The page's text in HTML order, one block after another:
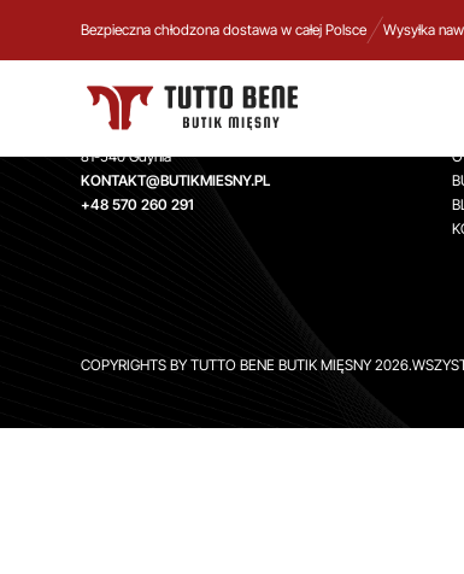
Bezpieczna chłodzona dostawa w całej Polsce Wysyłka
TUTTO BENE BUTIK MIĘSNY
Aleja Zwycięstwa 244,
81-540 Gdynia
KONTAKT@BUTIKMIESNY.PL
+48 570 260 291
COPYRIGHTS BY TUTTO BENE BUTIK MIĘSNY